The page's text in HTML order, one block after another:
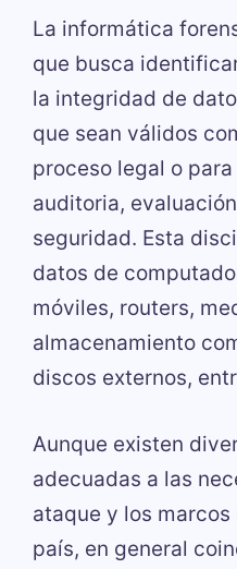
La informática
que busca
la integridad de
que sean válidos
proceso legal o
auditoria,
seguridad. Esta
datos de
móviles, routers,
almacenamiento
discos externos,
Aunque existen
adecuadas a las
ataque y los
país, en general